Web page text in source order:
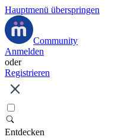
Hauptmenü überspringen
Community
Anmelden
oder
Registrieren
Entdecken